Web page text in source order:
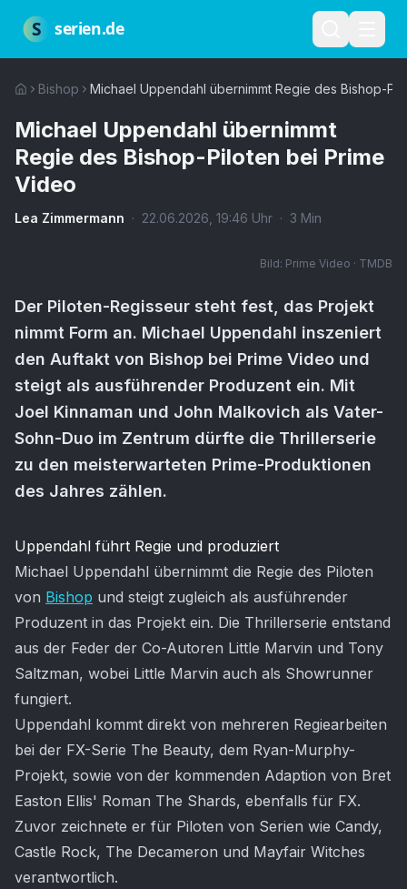
S serien.de
Bishop Michael Uppendahl übernimmt Regie des Bishop-
Michael Uppendahl übernimmt
Regie des Bishop-Piloten bei Prime
Video
Lea Zimmermann · 22.06.2026 19:46 Uhr · 3 Min
Bild: Prime Video · TMDB
Der Piloten-Regisseur steht fest, das Projekt
nimmt Form an. Michael Uppendahl inszeniert
den Auftakt von Bishop bei Prime Video und
steigt als ausführender Produzent ein. Mit
Joel Kinnaman und John Malkovich als Vater-
Sohn-Duo im Zentrum dürfte die Thrillerserie
zu den meisterwarteten Prime-Produktionen
des Jahres zählen.
Artikel-Inhalt
Uppendahl führt Regie und produziert
Michael Uppendahl übernimmt die Regie des Piloten
von Bishop und steigt zugleich als ausführender
Produzent in das Projekt ein. Die Thrillerserie entstand
aus der Feder der Co-Autoren Little Marvin und Tony
Saltzman, wobei Little Marvin auch als Showrunner
fungiert.
Uppendahl kommt direkt von mehreren Regiearbeiten
bei der FX-Serie The Beauty, dem Ryan-Murphy-
Projekt, sowie von der kommenden Adaption von Bret
Easton Ellis' Roman The Shards, ebenfalls für FX.
Zuvor zeichnete er für Piloten von Serien wie Candy,
Castle Rock, The Decameron und Mayfair Witches
verantwortlich.
Nutzungsbedingungen